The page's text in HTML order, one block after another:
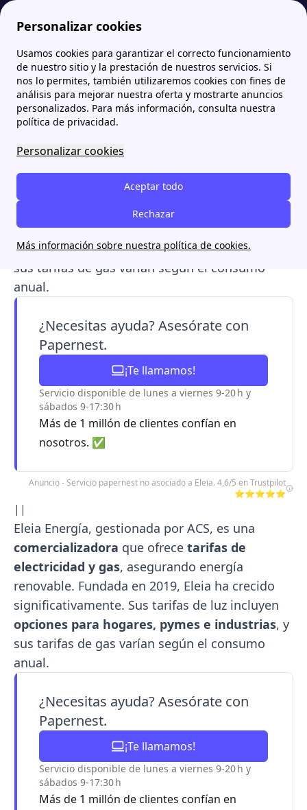
Personalizar cookies
Usamos cookies para garantizar el correcto funcionamiento
de nuestro sitio y la prestación de nuestros servicios. Si
nos lo permites, también utilizaremos cookies con fines de
análisis para mejorar nuestra oferta y mostrarte anuncios
personalizados. Para más información, consulta nuestra
política de privacidad.
Personalizar cookies
Aceptar todo
Rechazar
Más información sobre nuestra política de cookies.
Papernest.es Comercializadoras Eleia Energía: tarifas de luz y teléfono de contacto
Eleia Energía: tarifas de luz
y teléfono de contacto
Eleia Energía, gestionada por ACS, es una
comercializadoraque ofrecetarifas de
, asegurando energía
renovable. Fundada en 2019, Eleia ha crecido
significativamente. Sus tarifas de luz incluyen
opciones para hogares, pymes e industrias
sus tarifas de gas varían según el consumo
anual.
¿Necesitas ayuda? Asesórate con
Papernest.
¡Te llamamos!
Servicio disponible de lunes a viernes 9-20 h y
sábados 9-17:30 h
Más de 1 millón de clientes confían en
nosotros. ✅
Anuncio - Servicio papernest no asociado a Eleia. 4,6/5 en Trustpilot
⭐⭐⭐⭐⭐
||
Eleia Energía, gestionada por ACS, es una
comercializadora que ofrece tarifas de
electricidad y gas, asegurando energía
renovable. Fundada en 2019, Eleia ha crecido
significativamente. Sus tarifas de luz incluyen
opciones para hogares, pymes e industrias, y
sus tarifas de gas varían según el consumo
anual.
¿Necesitas ayuda? Asesórate con
Papernest.
¡Te llamamos!
Servicio disponible de lunes a viernes 9-20 h y
sábados 9-17:30 h
Más de 1 millón de clientes confían en